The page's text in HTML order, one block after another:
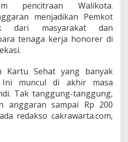
d
i
A
n
g
r
a
n
K
pencitraan Walikota.
menjadikan Pemkot
dari masyarakat dan
tenaga kerja honorer di
Kartu Sehat yang banyak
Ini muncul di akhir masa
Tak tanggung-tanggung,
anggaran sampai Rp 200
redakso cakrawarta.com,